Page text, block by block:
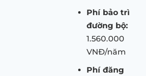
Phí bảo trì
đường bộ:
1.560.000
VNĐ/năm
Phí đăng